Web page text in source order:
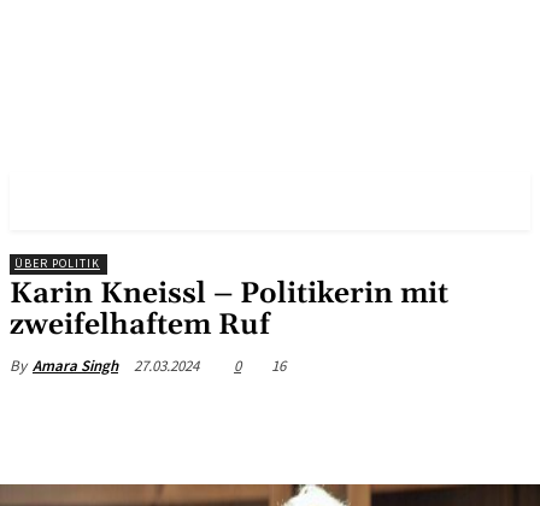
ÜBER POLITIK
Karin Kneissl – Politikerin mit
zweifelhaftem Ruf
By Amara Singh 27.03.2024 0 16